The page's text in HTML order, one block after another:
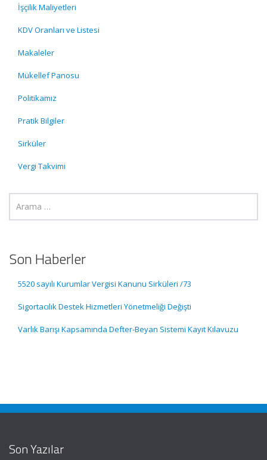
İşçilik Maliyetleri
KDV Oranları ve Listesi
Makaleler
Mükellef Panosu
Politikamız
Pratik Bilgiler
Sirküler
Vergi Takvimi
Son Haberler
5520 sayılı Kurumlar Vergisi Kanunu Sirküleri /73
Sigortacılık Destek Hizmetleri Yönetmeliği Değişti
Varlık Barışı Kapsamında Defter-Beyan Sistemi Kayıt Kılavuzu
Son Yazılar